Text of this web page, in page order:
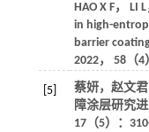
HAO X F， LI L
in high-
barrier
2022， 58（4
[5]
蔡妍，赵文
障涂层研究进
17（5）：310-